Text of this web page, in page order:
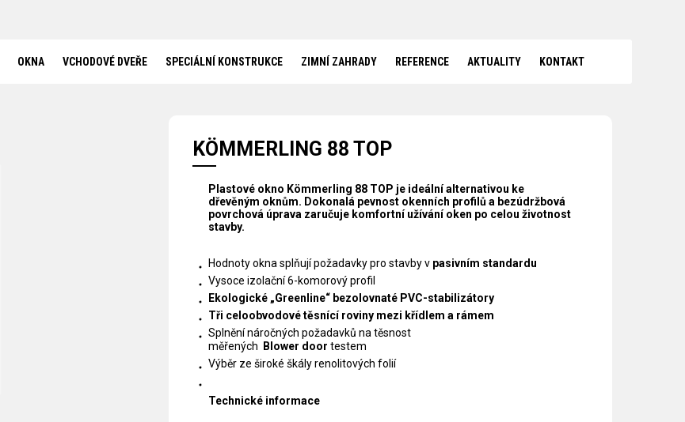
OKNA VCHODOVÉ DVEŘE SPECIÁLNÍ KONSTRUKCE ZIMNÍ ZAHRADY REFERENCE AKTUALITY KONTAKT
BEZRÁMOVÉ ZASKLENÍ
KÖMMERLING 88 TOP
Plastové okno Kömmerling 88 TOP je ideální alternativou ke
dřevěným oknům. Dokonalá pevnost okenních profilů a bezúdržbová
povrchová úprava zaručuje komfortní užívání oken po celou životnost
stavby.
Hodnoty okna splňují požadavky pro stavby v pasivním standardu
Vysoce izolační 6-komorový profil
Ekologické „Greenline“ bezolovnaté PVC-stabilizátory
Tři celoobvodové těsnící roviny mezi křídlem a rámem
Splnění náročných požadavků na těsnost
měřených
Blower door testem
Výběr ze široké škály renolitových folií
Technické informace